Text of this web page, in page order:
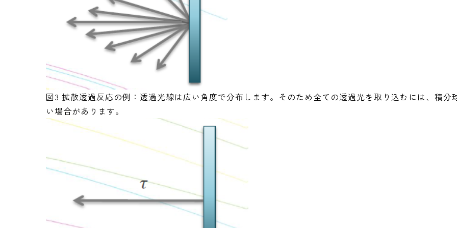
図3 拡散透過反応の例：透過光線は広い角度で分布します。そのため全ての透過光を取り込むには、積分
い場合があります。